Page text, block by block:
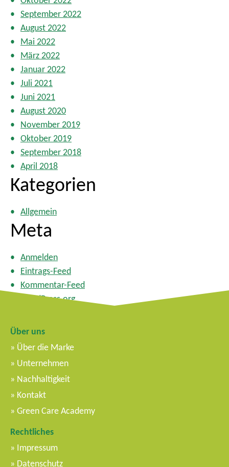
September 2022
August 2022
Mai 2022
März 2022
Januar 2022
Juli 2021
Juni 2021
August 2020
November 2019
Oktober 2019
September 2018
April 2018
Kategorien
Allgemein
Meta
Anmelden
Eintrags-Feed
Kommentar-Feed
WordPress.org
Über uns
Über die Marke
Unternehmen
Nachhaltigkeit
Kontakt
Green Care Academy
Rechtliches
Impressum
Datenschutz